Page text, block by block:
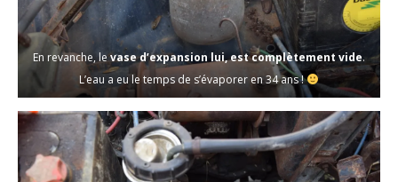
En revanche, le vase d’expansion lui, est complètement vide.
L’eau a eu le temps de s’évaporer en 34 ans !